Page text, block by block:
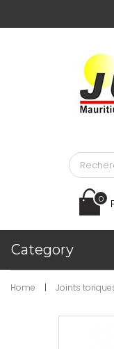
0
Category
Home | Joints